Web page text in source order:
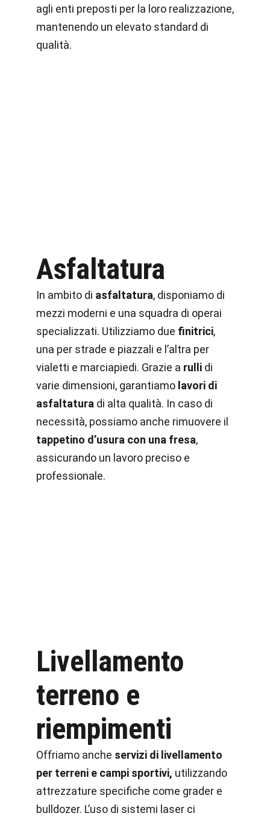
agli enti preposti per la loro realizzazione,
mantenendo un elevato standard di
qualità.
Asfaltatura
In ambito di asfaltatura, disponiamo di
mezzi moderni e una squadra di operai
specializzati. Utilizziamo due finitrici,
una per strade e piazzali e l’altra per
vialetti e marciapiedi. Grazie a rulli di
varie dimensioni, garantiamo lavori di
asfaltatura di alta qualità. In caso di
necessità, possiamo anche rimuovere il
tappetino d’usura con una fresa,
assicurando un lavoro preciso e
professionale.
Livellamento
terreno e
riempimenti
Offriamo anche servizi di livellamento
per terreni e campi sportivi, utilizzando
attrezzature specifiche come grader e
bulldozer. L’uso di sistemi laser ci